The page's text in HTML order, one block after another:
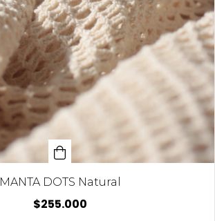
MANTA DOTS Natural
$255.000